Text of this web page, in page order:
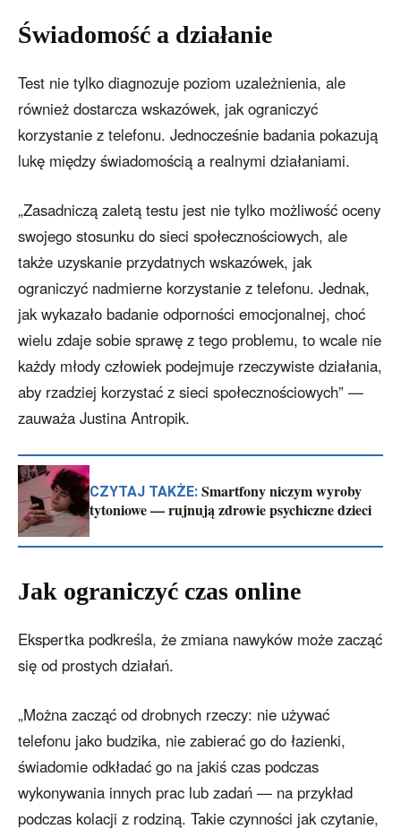
Świadomość a działanie
Test nie tylko diagnozuje poziom uzależnienia, ale
również dostarcza wskazówek, jak ograniczyć
korzystanie z telefonu. Jednocześnie badania pokazują
lukę między świadomością a realnymi działaniami.
„Zasadniczą zaletą testu jest nie tylko możliwość oceny
swojego stosunku do sieci społecznościowych, ale
także uzyskanie przydatnych wskazówek, jak
ograniczyć nadmierne korzystanie z telefonu. Jednak,
jak wykazało badanie odporności emocjonalnej, choć
wielu zdaje sobie sprawę z tego problemu, to wcale nie
każdy młody człowiek podejmuje rzeczywiste działania,
aby rzadziej korzystać z sieci społecznościowych” —
zauważa Justina Antropik.
CZYTAJ TAKŻE: Smartfony niczym wyroby
tytoniowe — rujnują zdrowie psychiczne dzieci
Jak ograniczyć czas online
Ekspertka podkreśla, że zmiana nawyków może zacząć
się od prostych działań.
„Można zacząć od drobnych rzeczy: nie używać
telefonu jako budzika, nie zabierać go do łazienki,
świadomie odkładać go na jakiś czas podczas
wykonywania innych prac lub zadań — na przykład
podczas kolacji z rodziną. Takie czynności jak czytanie,